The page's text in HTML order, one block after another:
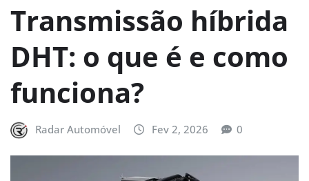
Transmissão híbrida
DHT: o que é e como
funciona?
Radar Automóvel Fev 2, 2026 0